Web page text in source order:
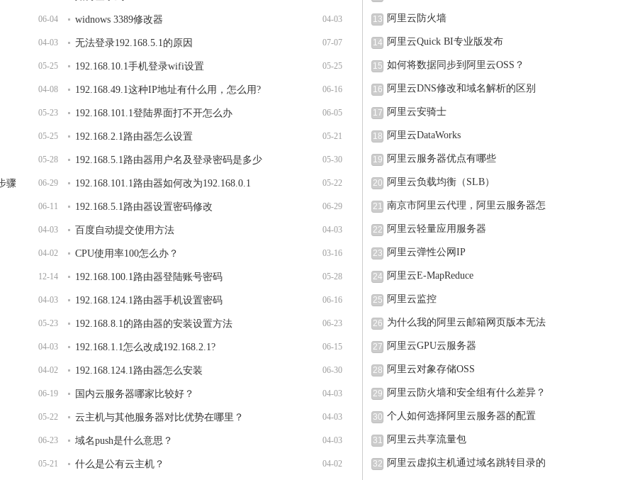
06-04 04-03
widnows 3389修改器
04-03 07-07
无法登录192.168.5.1的原因
05-25 05-25
192.168.10.1手机登录wifi设置
04-08 06-16
192.168.49.1这种IP地址有什么用，怎么用?
05-23 06-05
192.168.101.1登陆界面打不开怎么办
05-25 05-21
192.168.2.1路由器怎么设置
05-28 05-30
192.168.5.1路由器用户名及登录密码是多少
06-29
骤 05-22
192.168.101.1路由器如何改为192.168.0.1
06-11 06-29
192.168.5.1路由器设置密码修改
04-03 04-03
百度自动提交使用方法
04-02 03-16
CPU使用率100怎么办？
12-14 05-28
192.168.100.1路由器登陆账号密码
04-03 06-16
192.168.124.1路由器手机设置密码
05-23 06-23
192.168.8.1的路由器的安装设置方法
04-03 06-15
192.168.1.1怎么改成192.168.2.1?
04-02 06-30
192.168.124.1路由器怎么安装
06-19 04-03
国内云服务器哪家比较好？
05-22 04-03
云主机与其他服务器对比优势在哪里？
06-23 04-03
域名push是什么意思？
05-21 04-02
什么是公有云主机？
13 阿里云防火墙
14 阿里云Quick BI专业版发布
15 如何将数据同步到阿里云OSS？
16 阿里云DNS修改和域名解析的区别
17 阿里云安骑士
18 阿里云DataWorks
19 阿里云服务器优点有哪些
20 阿里云负载均衡（SLB）
21 南京市阿里云代理，阿里云服务器怎
22 阿里云轻量应用服务器
23 阿里云弹性公网IP
24 阿里云E-MapReduce
25 阿里云监控
26 为什么我的阿里云邮箱网页版本无法
27 阿里云GPU云服务器
28 阿里云对象存储OSS
29 阿里云防火墙和安全组有什么差异？
30 个人如何选择阿里云服务器的配置
31 阿里云共享流量包
32 阿里云虚拟主机通过域名跳转目录的